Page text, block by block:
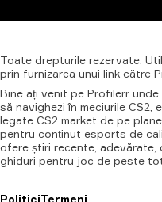
Toate drepturile rezervate.
prin furnizarea unui link către
Bine ați venit pe Profilerr
să navighezi în meciurile CS2,
legate CS2 market de pe
pentru conținut esports de
ofere știri recente, adevărate,
ghiduri pentru joc de peste tot
PoliticiTermeni